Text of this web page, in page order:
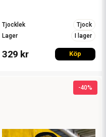
Tjocklek
Tjock
Lager
I lager
329 kr Köp
-40%